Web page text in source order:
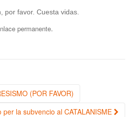
por favor. Cuesta vidas.
permanente.
de la entrada
(POR FAVOR)
per la subvencio al CATALANISME